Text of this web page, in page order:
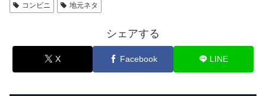
コンビニ 地元ネタ
シェアする
X Facebook LINE